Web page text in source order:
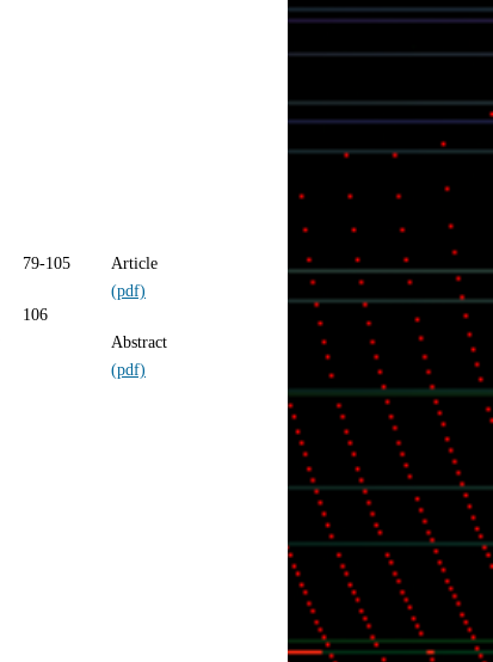
79-105
106
Article
(pdf)
Abstract
(pdf)